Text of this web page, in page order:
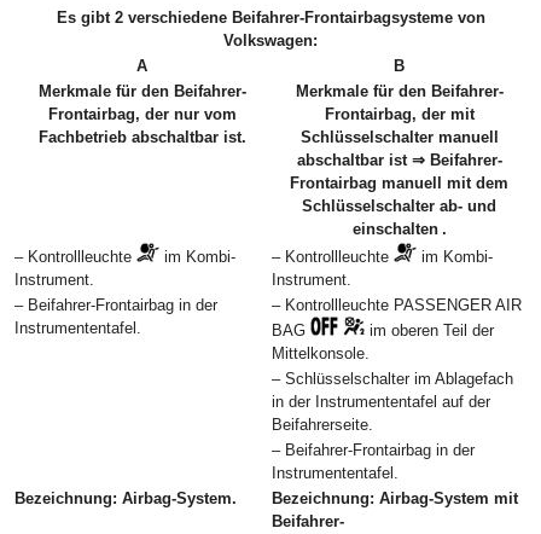
Es gibt 2 verschiedene Beifahrer-Frontairbagsysteme von
Volkswagen:
A
B
Merkmale für den Beifahrer-
Frontairbag, der nur vom
Fachbetrieb abschaltbar ist.
Merkmale für den Beifahrer-
Frontairbag, der mit
Schlüsselschalter manuell
abschaltbar ist ⇒ Beifahrer-
Frontairbag manuell mit dem
Schlüsselschalter ab- und
einschalten .
Bezeichnung: Airbag-System.
Bezeichnung: Airbag-System mit
Beifahrer-
– Kontrollleuchte
im Kombi-
Instrument.
– Kontrollleuchte
im Kombi-
Instrument.
– Beifahrer-Frontairbag in der
Instrumententafel.
– Kontrollleuchte PASSENGER AIR
BAG
im oberen Teil der
Mittelkonsole.
– Schlüsselschalter im Ablagefach
in der Instrumententafel auf der
Beifahrerseite.
– Beifahrer-Frontairbag in der
Instrumententafel.